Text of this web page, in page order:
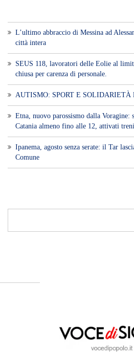
L’ultimo abbraccio di Messina ad
città intera
SEUS 118, lavoratori delle Eolie al
chiusa per carenza di personale.
AUTISMO: SPORT E SOLIDARIETÀ
Etna, nuovo parossismo dalla
Catania almeno fino alle 12, attivati
Ipanema, agosto senza serate: il Tar
Comune